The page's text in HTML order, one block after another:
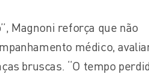
Magnoni reforça que não
médico,
bruscas. “O tempo